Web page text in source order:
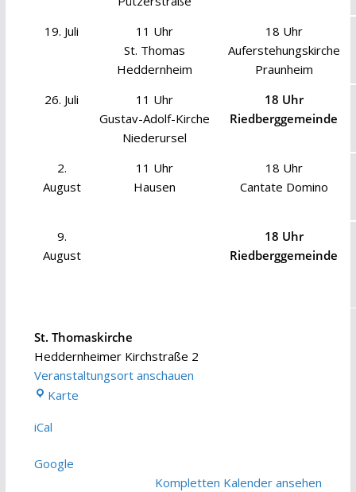
19. Juli
11 Uhr
St. Thomas
Heddernheim
18 Uhr
Auferstehungskirche
Praunheim
26. Juli
11 Uhr
Gustav-Adolf-Kirche
Niederursel
18 Uhr
Riedberggemeinde
2.
August
11 Uhr
Hausen
18 Uhr
Cantate Domino
9.
August
18 Uhr
Riedberggemeinde
St. Thomaskirche
Heddernheimer Kirchstraße 2
Veranstaltungsort anschauen
KarteSt.
iCal
Google
Kompletten Kalender ansehen